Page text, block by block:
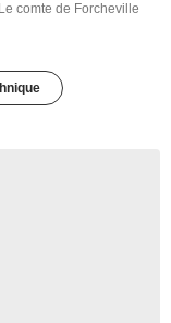
comte de Forcheville